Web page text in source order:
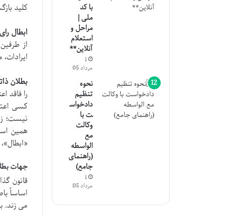
کلید
ابطال
بطلان
را فاقد
نیست؛
همین
جهات
قانون
اساساً
می زند.
با کد
ملی |
مراحل و
استعلام
آنلاین**
1
مرداد 05
نحوه
تنظیم
دادخواس
ت با
وکالت
مع
الواسطه
(راهنمای
جامع)
1
مرداد 05